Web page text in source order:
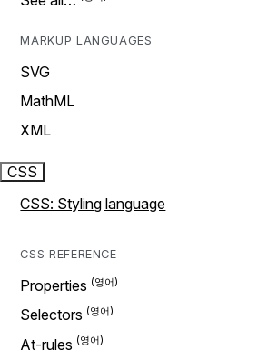
MARKUP LANGUAGES
SVG
MathML
XML
CSS
CSS: Styling language
CSS REFERENCE
Properties
Selectors
At-rules